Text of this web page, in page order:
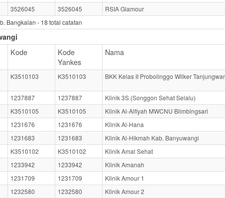
3526045 3526045
RSIA Glamour
Bangkalan - 18 total catatan
Kode
Kode
Yankes
Nama
K3510103 K3510103 BKK Kelas II Probolinggo Wilker
1237887 1237887
Klinik 3S (Songgon Sehat Selalu)
K3510105 K3510105
Klinik Al-Alfiyah MWCNU Blimbingsari
1231676 1231676
Klinik Al-Hana
1231683 1231683
Klinik Al-Hikmah Kab. Banyuwangi
K3510102 K3510102
Klinik Amal Sehat
1233942 1233942
Klinik Amanah
1231709 1231709
Klinik Amour 1
1232580 1232580
Klinik Amour 2